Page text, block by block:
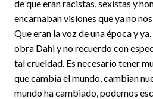
de que eran racistas, sexistas y
encarnaban visiones que ya no
Que eran la voz de una época y
obra Dahl y no recuerdo con
tal crueldad. Es necesario tener
que cambia el mundo, cambian
mundo ha cambiado, podemos